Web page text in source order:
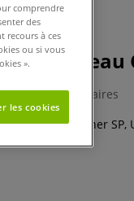
pinceau
0 Commentaires
Copic Multiliner
Plus
comprendre
des
recours à ces
ou si vous
».
les cookies